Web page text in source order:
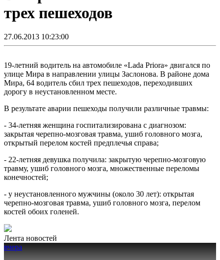
трех пешеходов
27.06.2013 10:23:00
19-летний водитель на автомобиле «Lada Priora» двигался по
улице Мира в направлении улицы Заслонова. В районе дома
Мира, 64 водитель сбил трех пешеходов, переходивших
дорогу в неустановленном месте.
В результате аварии пешеходы получили различные травмы:
- 34-летняя женщина госпитализирована с диагнозом:
закрытая черепно-мозговая травма, ушиб головного мозга,
открытый перелом костей предплечья справа;
- 22-летняя девушка получила: закрытую черепно-мозговую
травму, ушиб головного мозга, множественные переломы
конечностей;
- у неустановленного мужчины (около 30 лет): открытая
черепно-мозговая травма, ушиб головного мозга, перелом
костей обоих голеней.
Лента новостей
вчера